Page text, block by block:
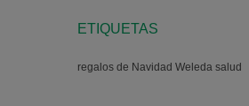
ETIQUETAS
regalos de Navidad Weleda salud